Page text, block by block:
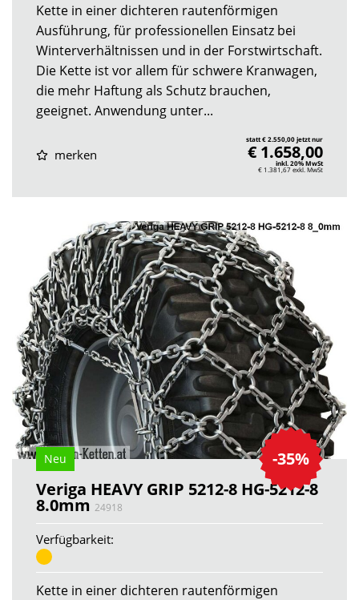
Kette in einer dichteren rautenförmigen
Ausführung, für professionellen Einsatz bei
Winterverhältnissen und in der Forstwirtschaft.
Die Kette ist vor allem für schwere Kranwagen,
die mehr Haftung als Schutz brauchen,
geeignet. Anwendung unter...
merken
statt € 2.550,00 jetzt nur
€ 1.658,00
inkl. 20% MwSt
€ 1.381,67exkl. MwSt
-35%
Neu
Veriga HEAVY GRIP 5212-8 HG-5212-8
8.0mm 24918
Verfügbarkeit:
Kette in einer dichteren rautenförmigen